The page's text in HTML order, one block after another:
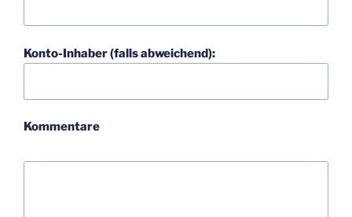
Konto-Inhaber (falls abweichend):
Kommentare